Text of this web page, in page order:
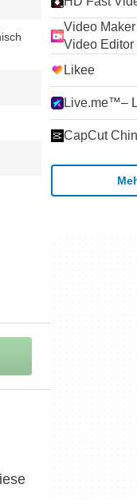
Video
Video Editor
Likee
Live.me™–
CapCut